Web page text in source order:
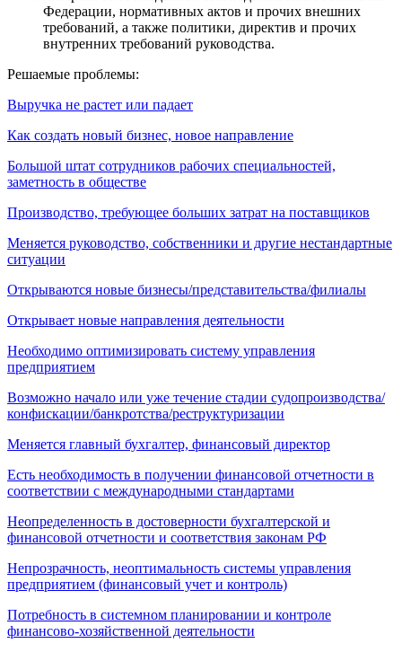
Федерации, нормативных актов и прочих внешних
требований, а также политики, директив и прочих
внутренних требований руководства.
Решаемые проблемы:
Выручка не растет или падает
Как создать новый бизнес, новое направление
Большой штат сотрудников рабочих специальностей,
заметность в обществе
Производство, требующее больших затрат на поставщиков
Меняется руководство, собственники и другие нестандартные
ситуации
Открываются новые бизнесы/представительства/филиалы
Открывает новые направления деятельности
Необходимо оптимизировать систему управления
предприятием
Возможно начало или уже течение стадии судопроизводства/
конфискации/банкротства/реструктуризации
Меняется главный бухгалтер, финансовый директор
Есть необходимость в получении финансовой отчетности в
соответствии с международными стандартами
Неопределенность в достоверности бухгалтерской и
финансовой отчетности и соответствия законам РФ
Непрозрачность, неоптимальность системы управления
предприятием (финансовый учет и контроль)
Потребность в системном планировании и контроле
финансово-хозяйственной деятельности